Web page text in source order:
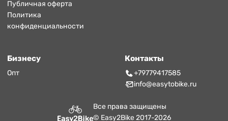
Все права защищены
© Easy2Bike 2017-2026
Публичная оферта
Политика
конфиденциальности
Бизнесу
Опт
Контакты
+79779417585
info@easytobike.ru